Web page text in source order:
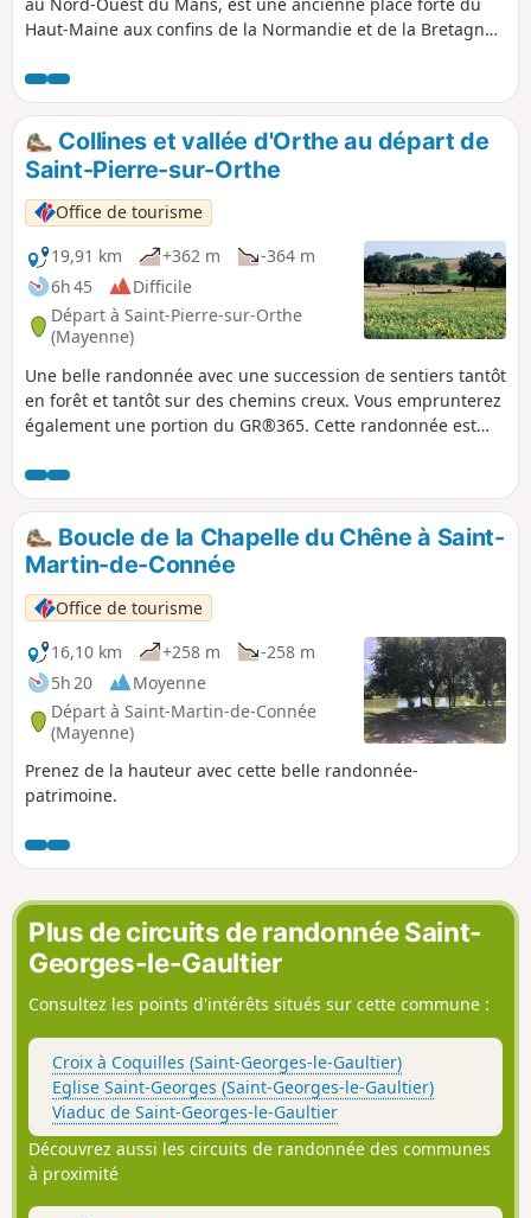
Haut-Maine aux confins de la Normandie et de la Bretagne.
collégiale. Elle devient célèbre au XXe siècle avec sa base de
loisirs et de baignade «Coco Plage». Cette randonnée vous
permettra de découvrir la Forêt Domaniale de Sillé et ses
plans d’eau. Prolongez la balade par une visite de la ville et
de son château.
Collines et vallée d'Orthe au départ de
Saint-Pierre-sur-Orthe
Office de tourisme
19,91 km
+362 m
-364 m
6h 45
Difficile
Départ à Saint-Pierre-sur-Orthe
(Mayenne)
Une belle randonnée avec une succession de sentiers tantôt
en forêt et tantôt sur des chemins creux. Vous emprunterez
également une portion du GR®365. Cette randonnée est
et vallée d'Orthe"
Boucle de la Chapelle du Chêne à Saint-
Martin-de-Connée
Office de tourisme
16,10 km
+258 m
-258 m
5h 20
Moyenne
Départ à Saint-Martin-de-Connée
(Mayenne)
Prenez de la hauteur avec cette belle randonnée-
patrimoine.
Plus de circuits de randonnée Saint-
Georges-le-Gaultier
Consultez les points d'intérêts situés sur cette commune :
Croix à Coquilles (Saint-Georges-le-Gaultier)
Eglise Saint-Georges (Saint-Georges-le-Gaultier)
Viaduc de Saint-Georges-le-Gaultier
Découvrez aussi les circuits de randonnée des communes
à proximité